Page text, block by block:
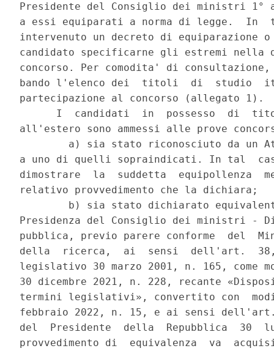
Presidente del Consiglio dei ministri
a essi equiparati a norma di legge.
intervenuto un decreto di equiparazione
candidato specificarne gli estremi nella
concorso. Per comodita' di
bando l'elenco dei  titoli  di  studio
partecipazione al concorso (allegato 1).
I  candidati  in  possesso  di
all'estero sono ammessi alle prove
a) sia stato riconosciuto da un
a uno di quelli sopraindicati. In tal
dimostrare  la  suddetta  equipollenza
relativo provvedimento che la dichiara;
b) sia stato dichiarato
Presidenza del Consiglio dei ministri -
pubblica, previo parere conforme  del
della  ricerca,  ai  sensi  dell'art.  38,
legislativo 30 marzo 2001, n. 165, come
30 dicembre 2021, n. 228, recante
termini legislativi», convertito con
febbraio 2022, n. 15, e ai sensi
del  Presidente  della  Repubblica
provvedimento di  equivalenza  va